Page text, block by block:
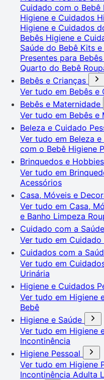
Cuidado com o Bebê
Higiene e Cuidados
Higiene e Cuidados
Bebês Higiene e
Saúde do Bebê Kits e
Presentes para Bebês
Quarto do Bebê
Bebês e Crianças
Ver tudo em Bebês e
Bebês e Maternidade
Ver tudo em Bebês e
Beleza e Cuidado
Ver tudo em Beleza
com o Bebê Higiene
Brinquedos e Hobbies
Ver tudo em
Acessórios
Casa, Móveis e
Ver tudo em Casa,
e Banho Limpeza
Cuidado com a Saúde
Ver tudo em Cuidado
Cuidados com a
Ver tudo em
Urinária
Higiene e Cuidados
Ver tudo em Higiene
Bebê
Higiene e Saúde
Ver tudo em Higiene
Incontinência
Higiene Pessoal
Ver tudo em Higiene
Incontinência Adulta